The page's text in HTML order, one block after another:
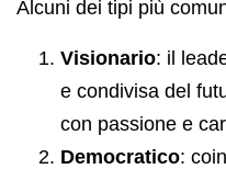
Alcuni dei tipi più
Visionario: il
e condivisa del
con passione e
Democratico: